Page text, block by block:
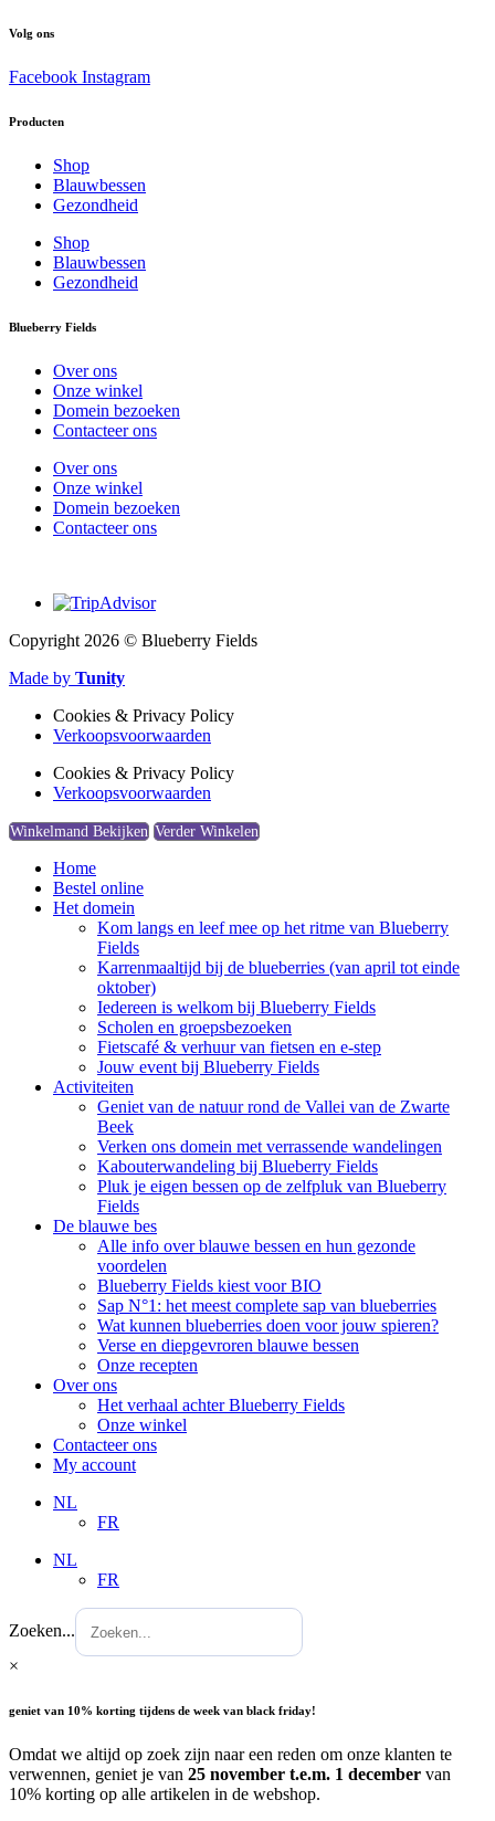
Volg ons
Facebook Instagram
Producten
Shop
Blauwbessen
Gezondheid
Shop
Blauwbessen
Gezondheid
Blueberry Fields
Over ons
Onze winkel
Domein bezoeken
Contacteer ons
Over ons
Onze winkel
Domein bezoeken
Contacteer ons
Copyright 2026 © Blueberry Fields
Made by Tunity
Cookies & Privacy Policy
Verkoopsvoorwaarden
Cookies & Privacy Policy
Verkoopsvoorwaarden
Winkelmand Bekijken Verder Winkelen
Home
Bestel online
Het domein
Kom langs en leef mee op het ritme van Blueberry
Fields
Karrenmaaltijd bij de blueberries (van april tot einde
oktober)
Iedereen is welkom bij Blueberry Fields
Scholen en groepsbezoeken
Fietscafé & verhuur van fietsen en e-step
Jouw event bij Blueberry Fields
Activiteiten
Geniet van de natuur rond de Vallei van de Zwarte
Beek
Verken ons domein met verrassende wandelingen
Kabouterwandeling bij Blueberry Fields
Pluk je eigen bessen op de zelfpluk van Blueberry
Fields
De blauwe bes
Alle info over blauwe bessen en hun gezonde
voordelen
Blueberry Fields kiest voor BIO
Sap N°1: het meest complete sap van blueberries
Wat kunnen blueberries doen voor jouw spieren?
Verse en diepgevroren blauwe bessen
Onze recepten
Over ons
Het verhaal achter Blueberry Fields
Onze winkel
Contacteer ons
My account
NL
FR
NL
FR
Zoeken...
×
geniet van 10% korting tijdens de week van black friday!
Omdat we altijd op zoek zijn naar een reden om onze klanten te
verwennen, geniet je van 25 november t.e.m. 1 december van
10% korting op alle artikelen in de webshop.